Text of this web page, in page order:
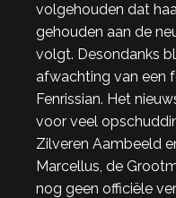
volgehouden dat
gehouden aan de
volgt. Desondanks
afwachting van een
Fenrissian. Het
voor veel
Zilveren Aambeeld
Marcellus, de
nog geen officiële